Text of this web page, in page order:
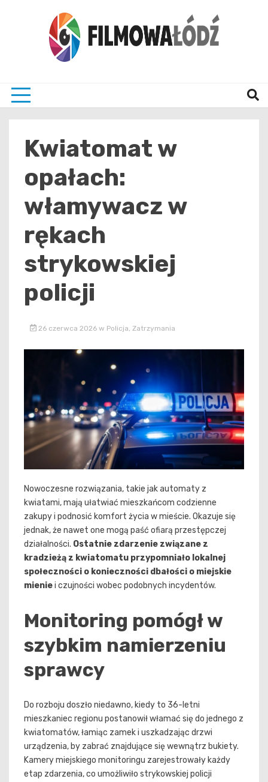
Kwiatomat w
opałach:
włamywacz w
rękach
strykowskiej
policji
26 czerwca 2026 w Policja Zatrzymania
Nowoczesne rozwiązania, takie jak automaty z
kwiatami, mają ułatwiać mieszkańcom codzienne
zakupy i podnosić komfort życia w mieście. Okazuje się
jednak, że nawet one mogą paść ofiarą przestępczej
działalności. Ostatnie zdarzenie związane z
kradzieżą z kwiatomatu przypomniało lokalnej
społeczności o konieczności dbałości o miejskie
mieniei czujności wobec podobnych incydentów.
Monitoring pomógł w
szybkim namierzeniu
sprawcy
Do rozboju doszło niedawno, kiedy to 36-letni
mieszkaniec regionu postanowił włamać się do jednego z
kwiatomatów, łamiąc zamek i uszkadzając drzwi
urządzenia, by zabrać znajdujące się wewnątrz bukiety.
Kamery miejskiego monitoringu zarejestrowały każdy
etap zdarzenia, co umożliwiło strykowskiej policji